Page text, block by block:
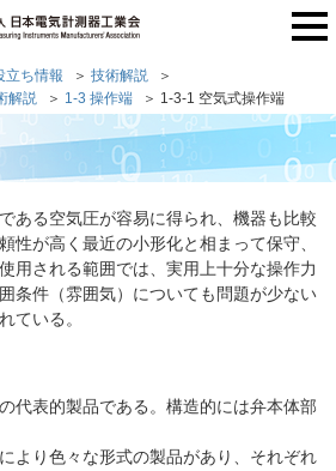
立ち情報
技術解説
解説
1-3 操作端 1-3-1 空気式操作端
ある空気圧が容易に得られ、機器も比較
性が高く最近の小形化と相まって保守、
用される範囲では、実用上十分な操作力
条件（雰囲気）についても問題が少ない
ている。
代表的製品である。構造的には弁本体部
より色々な形式の製品があり、それぞれ